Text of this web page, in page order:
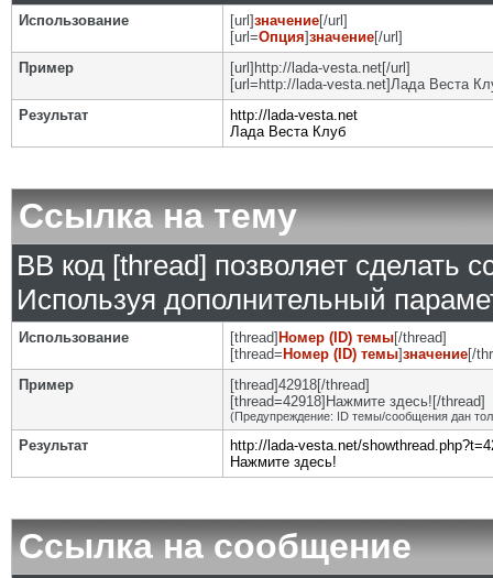
Использование [url]значение[/url]
[url=Опция]значение[/url]
Пример
[url]http://lada-vesta.net[/url]
[url=http://lada-vesta.net]Лада Веста
Результат
http://lada-vesta.net
Лада Веста Клуб
Ссылка на тему
BB код [thread] позволяет сделать
Используя дополнительный
Использование [thread] Номер (ID) темы[/thread]
[thread= Номер (ID) темы]значение[/
Пример
[thread]42918[/thread]
[thread=42918]Нажмите здесь![/thread]
(Предупреждение: ID темы/сообщения дан
Результат
http://lada-vesta.net/
Нажмите здесь!
Ссылка на сообщение